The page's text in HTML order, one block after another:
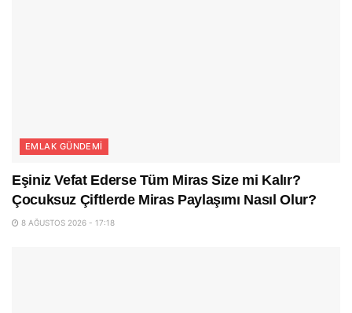
EMLAK GÜNDEMI
Eşiniz Vefat Ederse Tüm Miras Size mi Kalır?
Çocuksuz Çiftlerde Miras Paylaşımı Nasıl Olur?
8 AĞUSTOS 2026 - 17:18